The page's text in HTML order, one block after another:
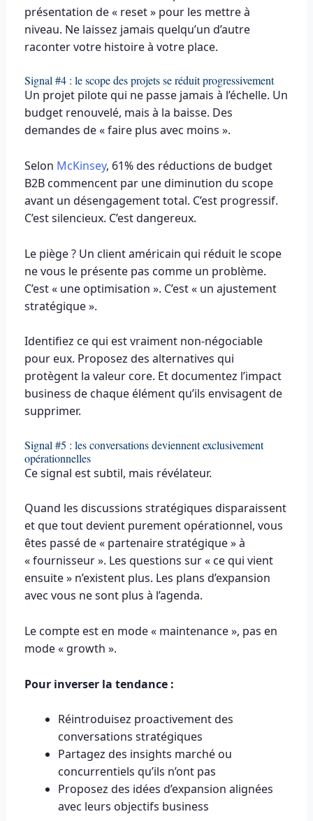
présentation de « reset » pour les mettre à
niveau. Ne laissez jamais quelqu’un d’autre
raconter votre histoire à votre place.
Signal #4 : le scope des projets se réduit progressivement
Un projet pilote qui ne passe jamais à l’échelle. Un
budget renouvelé, mais à la baisse. Des
demandes de « faire plus avec moins ».
Selon McKinsey, 61% des réductions de budget
B2B commencent par une diminution du scope
avant un désengagement total. C’est progressif.
C’est silencieux. C’est dangereux.
Le piège ? Un client américain qui réduit le scope
ne vous le présente pas comme un problème.
C’est « une optimisation ». C’est « un ajustement
stratégique ».
Identifiez ce qui est vraiment non-négociable
pour eux. Proposez des alternatives qui
protègent la valeur core. Et documentez l’impact
business de chaque élément qu’ils envisagent de
supprimer.
Signal #5 : les conversations deviennent exclusivement
opérationnelles
Ce signal est subtil, mais révélateur.
Quand les discussions stratégiques disparaissent
et que tout devient purement opérationnel, vous
êtes passé de « partenaire stratégique » à
« fournisseur ». Les questions sur « ce qui vient
ensuite » n’existent plus. Les plans d’expansion
avec vous ne sont plus à l’agenda.
Le compte est en mode « maintenance », pas en
mode « growth ».
Pour inverser la tendance :
Réintroduisez proactivement des
conversations stratégiques
Partagez des insights marché ou
concurrentiels qu’ils n’ont pas
Proposez des idées d’expansion alignées
avec leurs objectifs business